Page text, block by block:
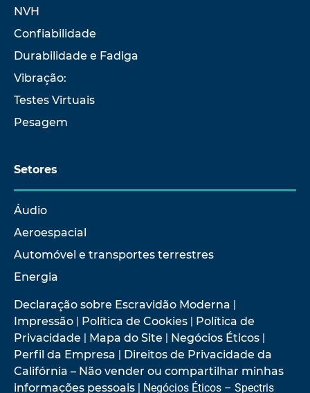
NVH
Confiabilidade
Durabilidade e Fadiga
Vibração:
Testes Virtuais
Pesagem
Setores
Áudio
Aeroespacial
Automóvel e transportes terrestres
Energia
Declaração sobre Escravidão Moderna |
Impressão | Política de Cookies | Política de
Privacidade | Mapa do Site | Negócios Éticos |
Perfil da Empresa | Direitos de Privacidade da
Califórnia – Não vender ou compartilhar minhas
informações pessoais | Negócios Éticos – Spectris